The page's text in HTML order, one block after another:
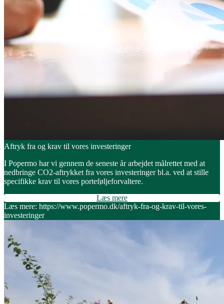
Aftryk fra og krav til vores investeringer
I Popermo har vi gennem de seneste år arbejdet målrettet med at
nedbringe CO2-aftrykket fra vores investeringer bl.a. ved at stille
specifikke krav til vores porteføljeforvaltere.
Læs mere
Læs mere: https://www.popermo.dk/aftryk-fra-og-krav-til-vores-
investeringer